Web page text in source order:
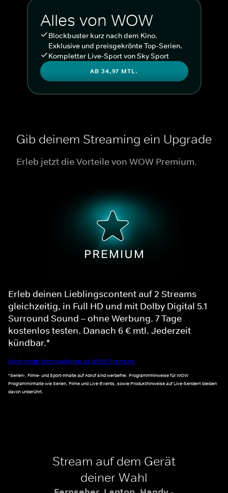
Alles von WOW
Blockbuster kurz nach dem Kino.
Exklusive und preisgekrönte Top-Serien.
Kompletter Live-Sport von Sky Sport
AB 34,97 MTL.
Gib deinem Streaming ein Upgrade
Erleb jetzt die Vorteile von WOW Premium.
Erleb deinen Lieblingscontent auf 2 Streams
gleichzeitig, in Full HD und mit Dolby Digital 5.1
Surround Sound – ohne Werbung. 7 Tage
kostenlos testen. Danach 6 € mtl. Jederzeit
kündbar.*
Noch mehr Informationen zu WOW Premium
*Serien-, Filme- und Sport-Inhalte auf Abruf sind werbefrei. Programmhinweise für WOW
Programminhalte wie Serien, Filme und Live-Events, sowie Produkthinweise auf Live-Sendern bleiben
davon unberührt.
Stream auf dem Gerät
deiner Wahl